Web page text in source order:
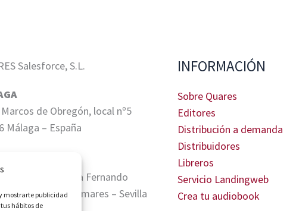
mostrarte publicidad
hábitos de
Salesforce, S.L.
de Obregón, local nº5
Málaga – España
Centris, Glorieta Fernando
6A. 41940 Tomares – Sevilla
INFORMACIÓN
Sobre Quares
Editores
Distribución a demanda
Distribuidores
Libreros
Servicio Landingweb
Crea tu audiobook